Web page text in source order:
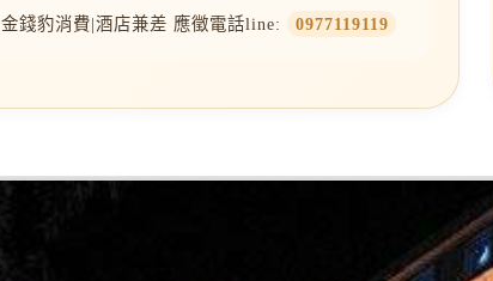
金錢豹消費|酒店兼差 應徵電話line: 0977119119